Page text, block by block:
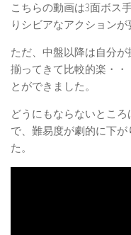
こちらの動画は3面ボス
りシビアなアクションが
ただ、中盤以降は自分
揃ってきて比較的楽・
とができました。
どうにもならないとこ
で、難易度が劇的に下
た。